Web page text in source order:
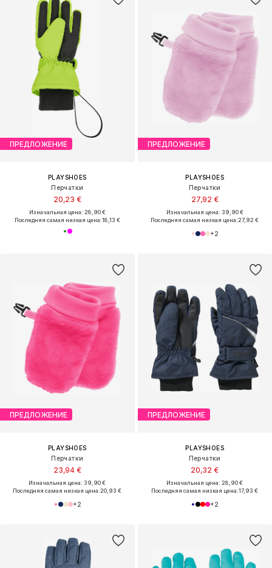
ПРЕДЛОЖЕНИЕ
PLAYSHOES
Перчатки
20,23 €
Изначальная цена: 28,90 €
Последняя самая низкая цена:18,13 €
ПРЕДЛОЖЕНИЕ
PLAYSHOES
Перчатки
27,92 €
Изначальная цена: 39,90 €
Последняя самая низкая цена:27,92 €
+2
ПРЕДЛОЖЕНИЕ
PLAYSHOES
Перчатки
23,94 €
Изначальная цена: 39,90 €
Последняя самая низкая цена:20,93 €
+2
ПРЕДЛОЖЕНИЕ
PLAYSHOES
Перчатки
20,32 €
Изначальная цена: 28,90 €
Последняя самая низкая цена:17,93 €
+2